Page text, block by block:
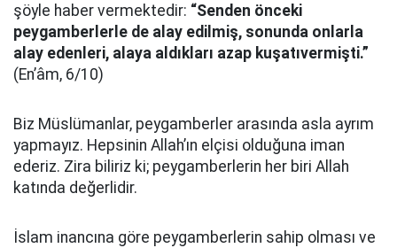
şöyle haber vermektedir: “Senden önceki
peygamberlerle de alay edilmiş, sonunda onlarla
alay edenleri, alaya aldıkları azap kuşatıvermişti.”
(En’âm, 6/10)
Biz Müslümanlar, peygamberler arasında asla ayrım
yapmayız. Hepsinin Allah’ın elçisi olduğuna iman
ederiz. Zira biliriz ki; peygamberlerin her biri Allah
katında değerlidir.
İslam inancına göre peygamberlerin sahip olması ve